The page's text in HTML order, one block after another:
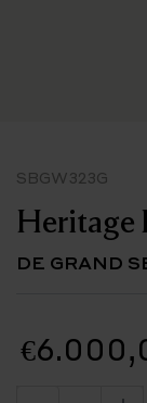
SBGW323G
Heritage
DE GRAND